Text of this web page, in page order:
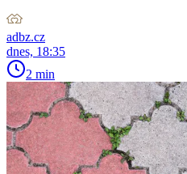
adbz.cz
dnes, 18:35
2 min